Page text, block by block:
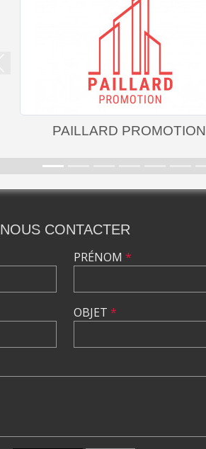
PAILLARD PROMOTION
NOUS CONTACTER
PRÉNOM *
OBJET *